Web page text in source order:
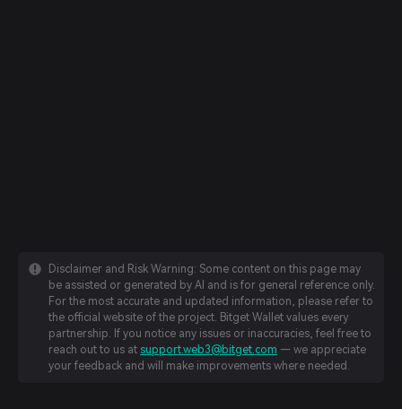
Disclaimer and Risk Warning: Some content on this page may
be assisted or generated by AI and is for general reference only.
For the most accurate and updated information, please refer to
the official website of the project. Bitget Wallet values every
partnership. If you notice any issues or inaccuracies, feel free to
reach out to us at support.web3@bitget.com — we appreciate
your feedback and will make improvements where needed.